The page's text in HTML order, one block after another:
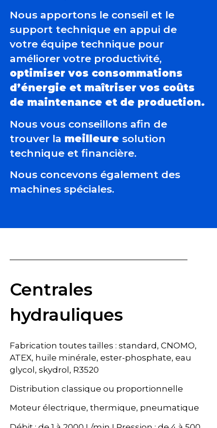
Nous apportons le conseil et le
support technique en appui de
votre équipe technique pour
améliorer votre productivité,
optimiser vos consommations
d’énergie et maîtriser vos coûts
de maintenance et de production.
Nous vous conseillons afin de
trouver la meilleure solution
technique et financière.
Nous concevons également des
machines spéciales.
Centrales
hydrauliques
Fabrication toutes tailles : standard, CNOMO,
ATEX, huile minérale, ester-phosphate, eau
glycol, skydrol, R3520
Distribution classique ou proportionnelle
Moteur électrique, thermique, pneumatique